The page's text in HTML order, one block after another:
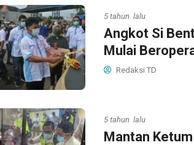
5 tahun lalu
Angkot Si
Mulai
Redaksi TD
5 tahun lalu
Mantan